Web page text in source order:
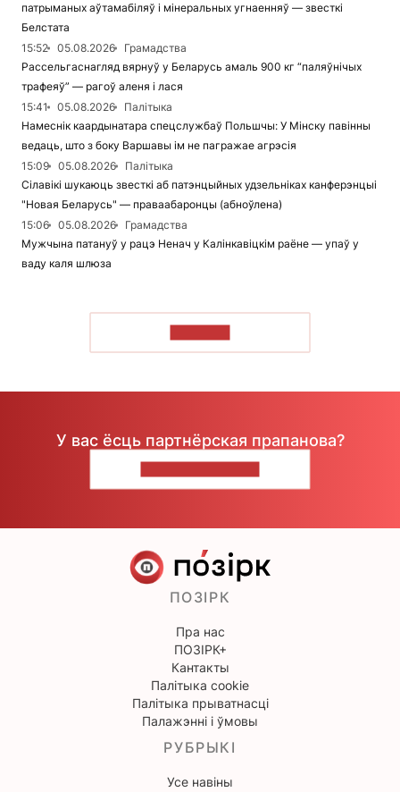
патрыманых аўтамабіляў і мінеральных угнаенняў — звесткі
Белстата
15:52
05.08.2026
Грамадства
Рассельгаснагляд вярнуў у Беларусь амаль 900 кг “паляўнічых
трафеяў” — рагоў аленя і лася
15:41
05.08.2026
Палітыка
Намеснік каардынатара спецслужбаў Польшчы: У Мінску павінны
ведаць, што з боку Варшавы ім не пагражае агрэсія
15:09
05.08.2026
Палітыка
Сілавікі шукаюць звесткі аб патэнцыйных удзельніках канферэнцыі
"Новая Беларусь" — праваабаронцы (абноўлена)
15:06
05.08.2026
Грамадства
Мужчына патануў у рацэ Ненач у Калінкавіцкім раёне — упаў у
ваду каля шлюза
У вас ёсць партнёрская прапанова?
ПОЗІРК
Пра нас
ПОЗІРК+
Кантакты
Палітыка cookie
Палітыка прыватнасці
Палажэнні і ўмовы
РУБРЫКІ
Усе навіны